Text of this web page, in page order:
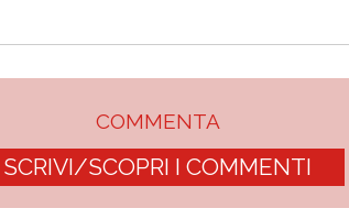
COMMENTA
SCRIVI/SCOPRI I COMMENTI